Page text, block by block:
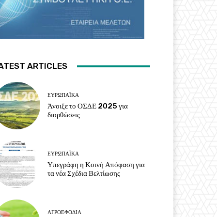
ARTICLES
ΕΥΡΩΠΑΪΚΆ
Άνοιξε το ΟΣΔΕ 2025 για
διορθώσεις
ΕΥΡΩΠΑΪΚΆ
Υπεγράφη η Κοινή Απόφαση για
τα νέα Σχέδια Βελτίωσης
ΑΓΡΟΕΦΌΔΙΑ